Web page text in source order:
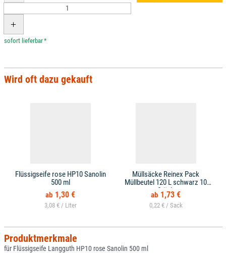
*
Wird oft dazu gekauft
Flüssigseife rose HP10 Sanolin
500 ml
1,30 €
3,08 € /
Müllsäcke Reinex Pack
Müllbeutel 120 L schwarz 10
Stück
1,73 €
0,22 € /
Produktmerkmale
für Flüssigseife Langguth HP10 rose Sanolin 500 ml